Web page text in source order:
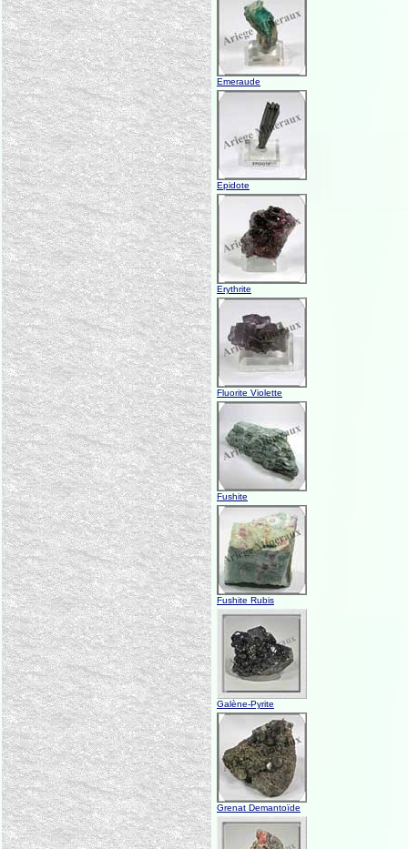
Emeraude
Epidote
Erythrite
Fluorite Violette
Fushite
Fushite Rubis
Galène-Pyrite
Grenat Demantoïde